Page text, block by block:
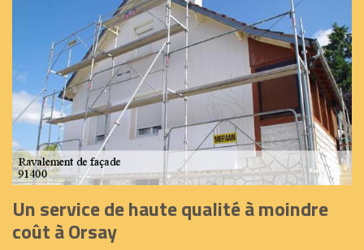
Un service de haute qualité à moindre
coût à Orsay